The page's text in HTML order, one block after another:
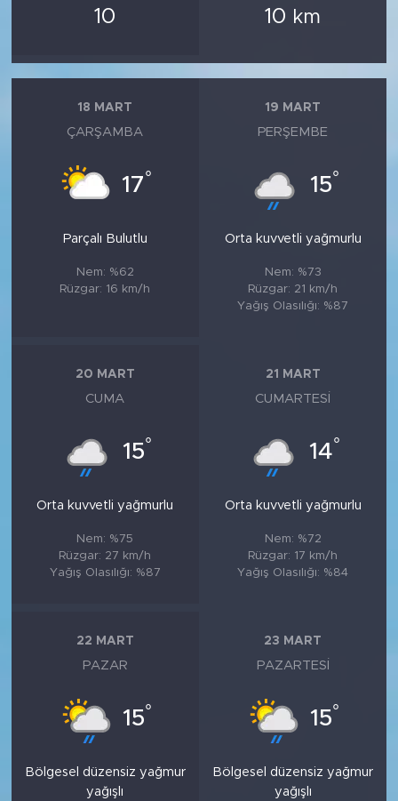
10 10 km
18 MART
ÇARŞAMBA
17°
Parçalı Bulutlu
Nem: %62
Rüzgar: 16 km/h
19 MART
PERŞEMBE
15°
Orta kuvvetli yağmurlu
Nem: %73
Rüzgar: 21 km/h
Yağış Olasılığı: %87
20 MART
CUMA
15°
Orta kuvvetli yağmurlu
Nem: %75
Rüzgar: 27 km/h
Yağış Olasılığı: %87
21 MART
CUMARTESI
14°
Orta kuvvetli yağmurlu
Nem: %72
Rüzgar: 17 km/h
Yağış Olasılığı: %84
22 MART
PAZAR
15°
Bölgesel düzensiz yağmur
yağışlı
23 MART
PAZARTESI
15°
Bölgesel düzensiz yağmur
yağışlı